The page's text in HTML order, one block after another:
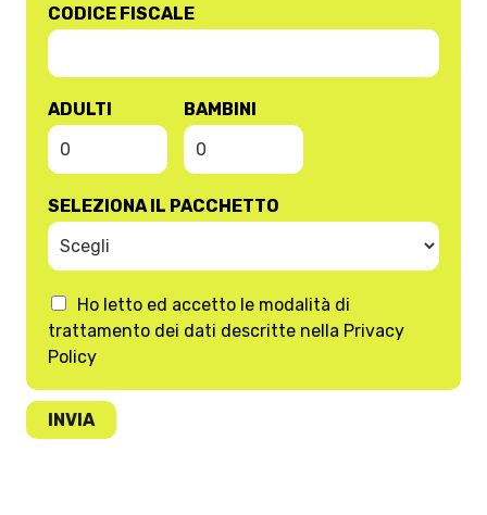
CODICE FISCALE
ADULTI BAMBINI
SELEZIONA IL PACCHETTO
Ho letto ed accetto le modalità di
trattamento dei dati descritte nella Privacy
Policy
INVIA